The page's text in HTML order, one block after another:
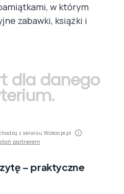
w którym
zabawki, książki i
dla danego
z serwisu Wakacje.pl
partnerem
– praktyczne